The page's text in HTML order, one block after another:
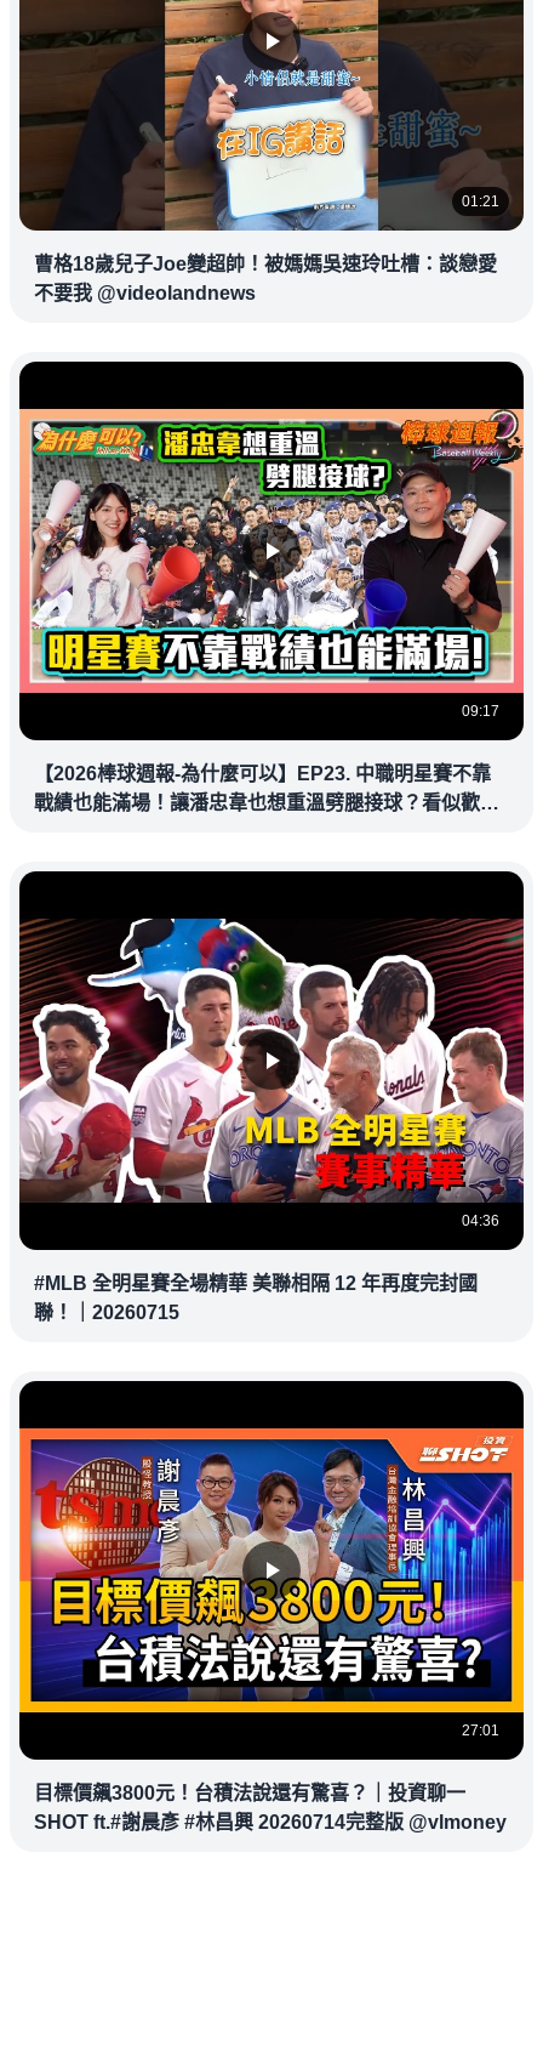
01:21
曹格18歲兒子Joe變超帥！被媽媽吳速玲吐槽：談戀愛
不要我 @videolandnews
09:17
【2026棒球週報-為什麼可以】EP23. 中職明星賽不靠
戰績也能滿場！讓潘忠韋也想重溫劈腿接球？看似歡樂
04:36
#MLB 全明星賽全場精華 美聯相隔 12 年再度完封國
聯！｜20260715
27:01
目標價飆3800元！台積法說還有驚喜？｜投資聊一
SHOT ft.#謝晨彥 #林昌興 20260714完整版 @vlmoney